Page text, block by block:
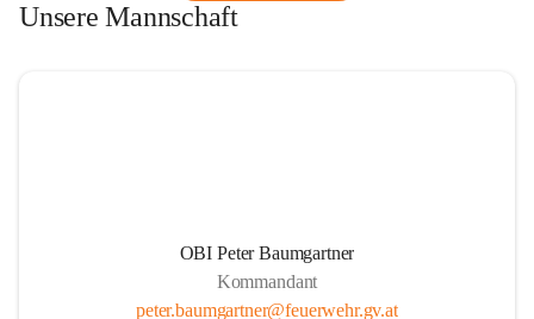
Unsere Mannschaft
OBI Peter Baumgartner
Kommandant
peter.baumgartner@feuerwehr.gv.at